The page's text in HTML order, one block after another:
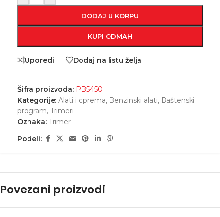
DODAJ U KORPU
KUPI ODMAH
Uporedi Dodaj na listu želja
Šifra proizvoda: PB5450
Kategorije: Alati i oprema, Benzinski alati, Baštenski
program, Trimeri
Oznaka: Trimer
Podeli:
Povezani proizvodi